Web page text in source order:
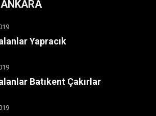
Yapracık
Batıkent Çakırlar